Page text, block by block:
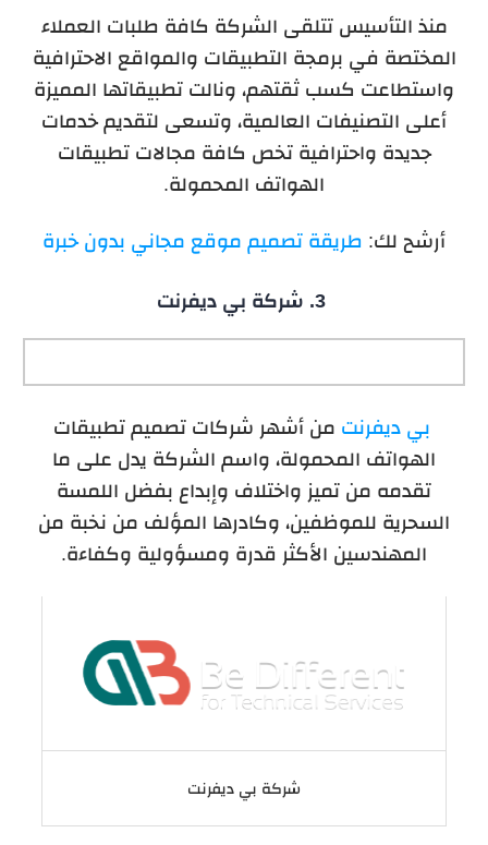
منذ التأسيس تتلقى الشركة كافة طلبات العملاء
المختصة في برمجة التطبيقات والمواقع الاحترافية
واستطاعت كسب ثقتهم، ونالت تطبيقاتها المميزة
أعلى التصنيفات العالمية، وتسعى لتقديم خدمات
جديدة واحترافية تخص كافة مجالات تطبيقات
الهواتف المحمولة.
أرشح لك: طريقة تصميم موقع مجاني بدون خبرة
شركة بي ديفرنت
بي ديفرنت من أشهر شركات تصميم تطبيقات
الهواتف المحمولة، واسم الشركة يدل على ما
تقدمه من تميز واختلاف وإبداع بفضل اللمسة
السحرية للموظفين، وكادرها المؤلف من نخبة من
المهندسين الأكثر قدرة ومسؤولية وكفاءة.
شركة بي ديفرنت